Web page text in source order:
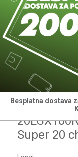
Besplatna dostava
Oregon
Super 20